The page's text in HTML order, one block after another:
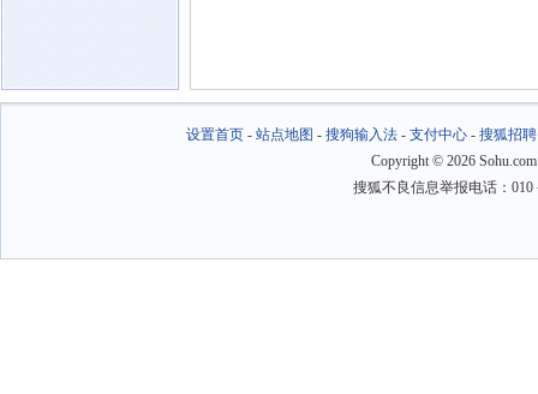
设置首页- 站点地图 - 搜狗输入法- 支付中心- 搜狐招聘
Copyright © 2026
搜狐不良信息举报电话：010